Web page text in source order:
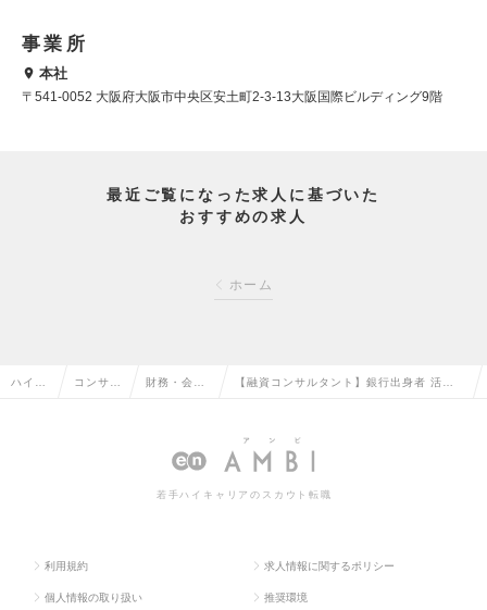
事業所
本社
〒541-0052 大阪府大阪市中央区安土町2-3-13大阪国際ビルディング9階
最近ご覧になった求人に基づいた
おすすめの求人
ホーム
ハイク コンサル 財務・会計
ントの転職
【融資コンサルタント】銀行出身者 活躍
ントの夢を支える仕事の求人情報
若手ハイキャリアのスカウト転職
利用規約 求人情報に関するポリシー
個人情報の取り扱い 推奨環境